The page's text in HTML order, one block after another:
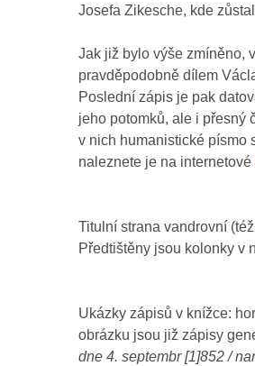
Josefa Zikesche, kde
Jak již bylo výše zmíněno,
pravděpodobně dílem
Poslední zápis je pak
jeho potomků, ale i přesný
v nich humanistické písmo
naleznete je na internetové
Titulní strana vandrovní
Předtištěny jsou kolonky v
Ukázky zápisů v knížce:
obrázku jsou již zápisy
dne 4. septembr [1]852 /